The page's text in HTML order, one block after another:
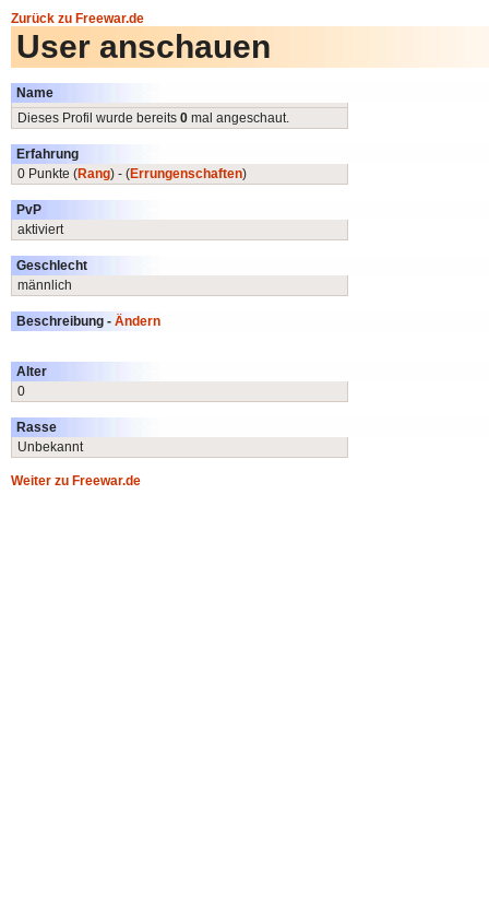
Zurück zu Freewar.de
User anschauen
Name
Dieses Profil wurde bereits 0 mal angeschaut.
Erfahrung
0 Punkte (Rang) - (Errungenschaften)
PvP
aktiviert
Geschlecht
männlich
Beschreibung - Ändern
Alter
0
Rasse
Unbekannt
Weiter zu Freewar.de